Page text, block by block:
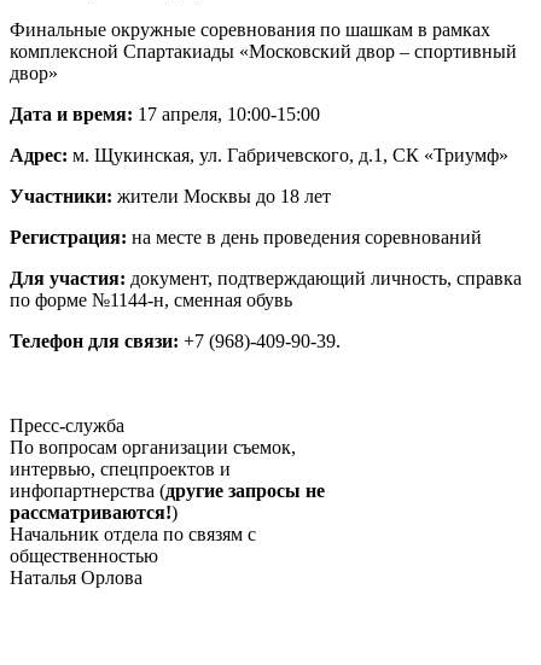
Финальные окружные соревнования по шашкам в рамках
комплексной Спартакиады «Московский двор – спортивный
двор»
Дата и время: 17 апреля, 10:00-15:00
Адрес: м. Щукинская, ул. Габричевского, д.1, СК «Триумф»
Участники: жители Москвы до 18 лет
Регистрация: на месте в день проведения соревнований
Для участия: документ, подтверждающий личность, справка
по форме №1144-н, сменная обувь
Телефон для связи: +7 (968)-409-90-39.
Пресс-служба
По вопросам организации съемок,
интервью, спецпроектов и
инфопартнерства (другие запросы не
рассматриваются!)
Начальник отдела по связям с
общественностью
Наталья Орлова